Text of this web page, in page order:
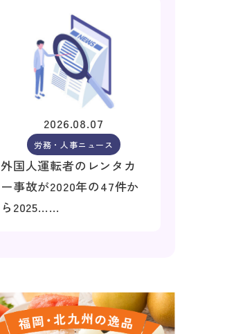
2026.08.07
労務・人事ニュース
外国人運転者のレンタカ
ー事故が2020年の47件か
ら2025……